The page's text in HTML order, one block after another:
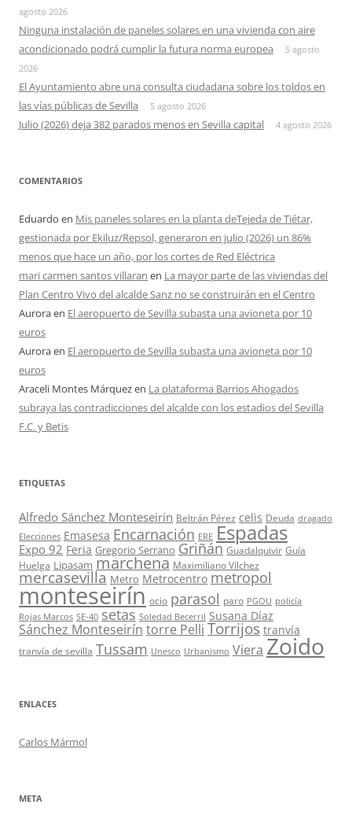
agosto 2026
Ninguna instalación de paneles solares en una vivienda con aire
acondicionado podrá cumplir la futura norma europea
5 agosto
2026
El Ayuntamiento abre una consulta ciudadana sobre los toldos en
las vías públicas de Sevilla
5 agosto 2026
Julio (2026) deja 382 parados menos en Sevilla capital 4 agosto 2026
COMENTARIOS
Eduardo en Mis paneles solares en la planta deTejeda de Tiétar,
gestionada por Ekiluz/Repsol, generaron en julio (2026) un 86%
menos que hace un año, por los cortes de Red Eléctrica
mari carmen santos villaran en La mayor parte de las viviendas del
Plan Centro Vivo del alcalde Sanz no se construirán en el Centro
Auroraen El aeropuerto de Sevilla subasta una avioneta por 10
euros
Auroraen El aeropuerto de Sevilla subasta una avioneta por 10
euros
Araceli Montes Márquezen La plataforma Barrios Ahogados
subraya las contradicciones del alcalde con los estadios del Sevilla
F.C. y Betis
ETIQUETAS
Alfredo Sánchez Monteseirín Beltrán Pérez celis Deuda dragado
Elecciones Emasesa Encarnación ERE Espadas
Expo 92 Feria Gregorio Serrano Griñán Guadalquivir Guía
Huelga Lipasam marchena Maximiliano Vílchez
mercasevilla Metro Metrocentro metropol
monteseirín ocio parasol paro PGOU policía
Rojas Marcos SE-40 setas Soledad Becerril Susana Díaz
Sánchez Monteseirín torre Pelli Torrijos tranvía
tranvía de sevilla Tussam Unesco Urbanismo Viera Zoido
ENLACES
Carlos Mármol
META